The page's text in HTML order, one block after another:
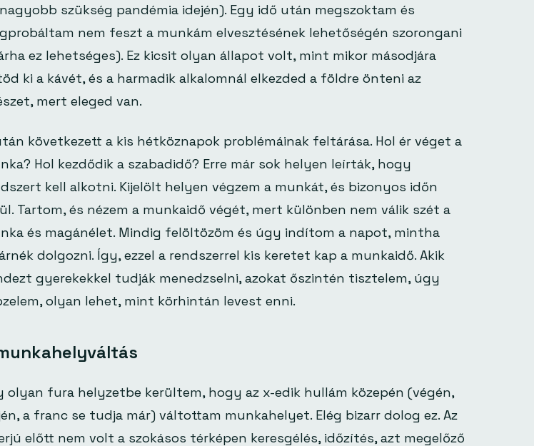
szükség pandémia idején). Egy idő után megszoktam és
nem feszt a munkám elvesztésének lehetőségén szorongani
ez lehetséges). Ez kicsit olyan állapot volt, mint mikor másodjára
ki a kávét, és a harmadik alkalomnál elkezded a földre önteni az
mert eleged van.
következett a kis hétköznapok problémáinak feltárása. Hol ér véget a
Hol kezdődik a szabadidő? Erre már sok helyen leírták, hogy
kell alkotni. Kijelölt helyen végzem a munkát, és bizonyos időn
Tartom, és nézem a munkaidő végét, mert különben nem válik szét a
és magánélet. Mindig felöltözöm és úgy indítom a napot, mintha
dolgozni. Így, ezzel a rendszerrel kis keretet kap a munkaidő. Akik
gyerekekkel tudják menedzselni, azokat őszintén tisztelem, úgy
olyan lehet, mint körhintán levest enni.
olyan fura helyzetbe kerültem, hogy az x-edik hullám közepén (végén,
a franc se tudja már) váltottam munkahelyet. Elég bizarr dolog ez. Az
előtt nem volt a szokásos térképen keresgélés, időzítés, azt megelőző